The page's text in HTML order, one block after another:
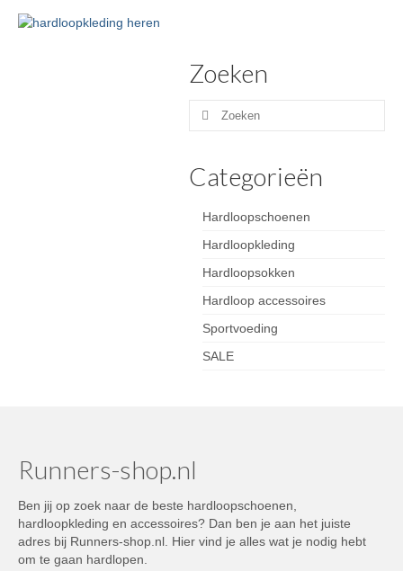
Zoeken
Zoeken
Categorieën
Hardloopschoenen
Hardloopkleding
Hardloopsokken
Hardloop accessoires
Sportvoeding
SALE
Runners-shop.nl
Ben jij op zoek naar de beste hardloopschoenen,
hardloopkleding en accessoires? Dan ben je aan het juiste
adres bij Runners-shop.nl. Hier vind je alles wat je nodig hebt
om te gaan hardlopen.